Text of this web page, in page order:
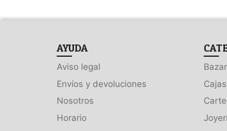
AYUDA
Aviso legal
Envíos y devoluciones
Nosotros
Horario
Bazar
Cajas